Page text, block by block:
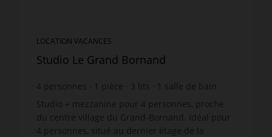
LOCATION VACANCES
Studio Le Grand Bornand
4 personnes pièce 3 lits
salle de bain
Studio + mezzanine pour 4 personnes, proche
du centre village du Grand-Bornand. Idéal pour
4 personnes, situé au dernier étage de la